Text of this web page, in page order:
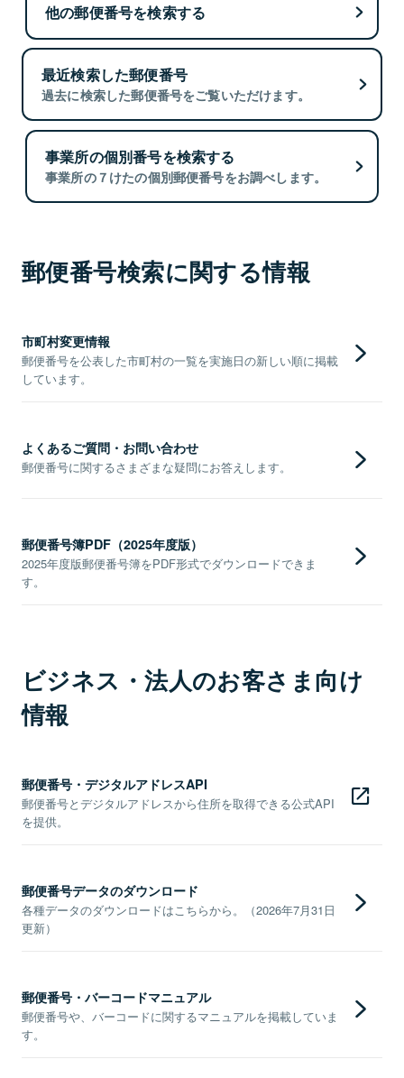
他の郵便番号を検索する
最近検索した郵便番号
過去に検索した郵便番号をご覧いただけます。
事業所の個別番号を検索する
事業所の７けたの個別郵便番号をお調べします。
郵便番号検索に関する情報
市町村変更情報
郵便番号を公表した市町村の一覧を実施日の新しい順に掲載
しています。
よくあるご質問・お問い合わせ
郵便番号に関するさまざまな疑問にお答えします。
郵便番号簿PDF（2025年度版）
2025年度版郵便番号簿をPDF形式でダウンロードできま
す。
ビジネス・法人のお客さま向け
情報
郵便番号・デジタルアドレスAPI
郵便番号とデジタルアドレスから住所を取得できる公式API
を提供。
郵便番号データのダウンロード
各種データのダウンロードはこちらから。（2026年7月31日
更新）
郵便番号・バーコードマニュアル
郵便番号や、バーコードに関するマニュアルを掲載していま
す。